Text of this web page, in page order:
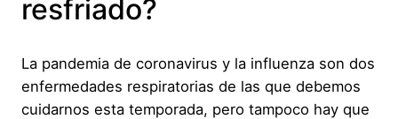
resfriado?
La pandemia de coronavirus y la influenza son dos
enfermedades respiratorias de las que debemos
cuidarnos esta temporada, pero tampoco hay que